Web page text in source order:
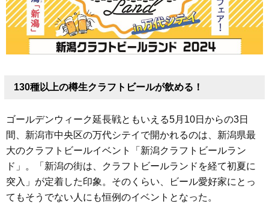
130種以上の樽生クラフトビールが飲める！
ゴールデンウィーク延長戦ともいえる5月10日からの3日
間、新潟市中央区の万代シテイで開かれるのは、新潟県最
大のクラフトビールイベント「新潟クラフトビールラン
ド」。「新潟の街は、クラフトビールランドを経て初夏に
突入」が定着した印象。そのくらい、ビール愛好家にとっ
てもそうでない人にも恒例のイベントとなった。